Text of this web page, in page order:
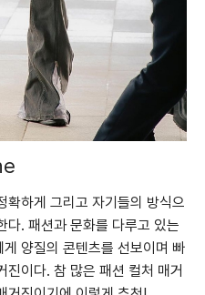
확하게 그리고 자기들의 방식으
다. 패션과 문화를 다루고 있는
양질의 콘텐츠를 선보이며 빠
진이다. 참 많은 패션 컬처 매거